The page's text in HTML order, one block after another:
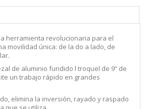
herramienta revolucionaria para el
movilidad única: de la do a lado, de
de aluminio fundido l troquel de 9” de
un trabajo rápido en grandes
elimina la inversión, rayado y raspado